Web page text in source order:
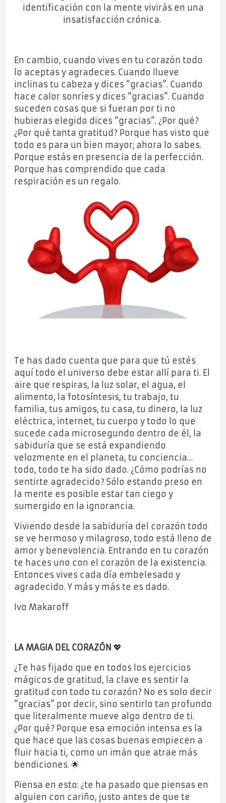
identificación con la mente vivirás en una
insatisfacción crónica.
En cambio, cuando vives en tu corazón todo
lo aceptas y agradeces. Cuando llueve
inclinas tu cabeza y dices “gracias”. Cuando
hace calor sonríes y dices “gracias”. Cuando
suceden cosas que si fueran por ti no
hubieras elegido dices “gracias”. ¿Por qué?
¿Por qué tanta gratitud? Porque has visto que
todo es para un bien mayor; ahora lo sabes.
Porque estás en presencia de la perfección.
Porque has comprendido que cada
respiración es un regalo.
Te has dado cuenta que para que tú estés
aquí todo el universo debe estar allí para ti. El
aire que respiras, la luz solar, el agua, el
alimento, la fotosíntesis, tu trabajo, tu
familia, tus amigos, tu casa, tu dinero, la luz
eléctrica, internet, tu cuerpo y todo lo que
sucede cada microsegundo dentro de él, la
sabiduría que se está expandiendo
velozmente en el planeta, tu conciencia…
todo, todo te ha sido dado. ¿Cómo podrías no
sentirte agradecido? Sólo estando preso en
la mente es posible estar tan ciego y
sumergido en la ignorancia.
Viviendo desde la sabiduría del corazón todo
se ve hermoso y milagroso, todo está lleno de
amor y benevolencia. Entrando en tu corazón
te haces uno con el corazón de la existencia.
Entonces vives cada día embelesado y
agradecido. Y más y más te es dado.
Ivo Makaroff
LA MAGIA DEL CORAZÓN 💖
¿Te has fijado que en todos los ejercicios
mágicos de gratitud, la clave es sentir la
gratitud con todo tu corazón? No es solo decir
“gracias” por decir, sino sentirlo tan profundo
que literalmente mueve algo dentro de ti.
¿Por qué? Porque esa emoción intensa es la
que hace que las cosas buenas empiecen a
fluir hacia ti, como un imán que atrae más
bendiciones. 🌟
Piensa en esto: ¿te ha pasado que piensas en
alguien con cariño, justo antes de que te